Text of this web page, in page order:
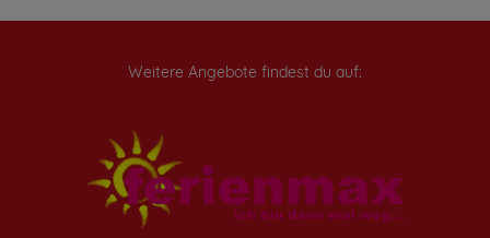
Weitere Angebote findest du auf: